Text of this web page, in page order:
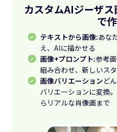
カスタムAIジーザ
で
テキストから画像:あな
え、AIに描かせる
画像+プロンプト:参考
組み合わせ、新しいス
画像バリエーションど
バリエーションに変換
らリアルな肖像画まで